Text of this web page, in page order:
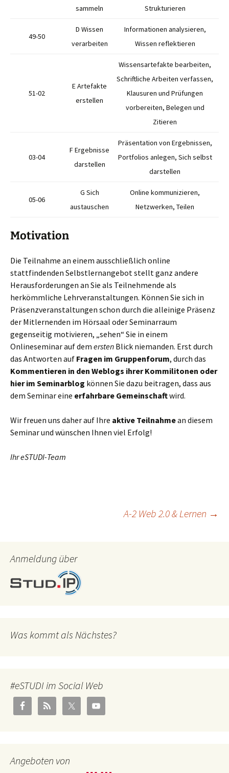
sammeln Strukturieren
49-50
D Wissen
verarbeiten
Informationen analysieren,
Wissen reflektieren
51-02
E Artefakte
erstellen
Wissensartefakte bearbeiten,
Schriftliche Arbeiten verfassen,
Klausuren und Prüfungen
vorbereiten, Belegen und
Zitieren
03-04
F Ergebnisse
darstellen
Präsentation von Ergebnissen,
Portfolios anlegen, Sich selbst
darstellen
05-06
G Sich
austauschen
Online kommunizieren,
Netzwerken, Teilen
Motivation
Die Teilnahme an einem ausschließlich online
stattfindenden Selbstlernangebot stellt ganz andere
Herausforderungen an Sie als Teilnehmende als
herkömmliche Lehrveranstaltungen. Können Sie sich in
Präsenzveranstaltungen schon durch die alleinige Präsenz
der Mitlernenden im Hörsaal oder Seminarraum
gegenseitig motivieren, „sehen“ Sie in einem
Onlineseminar auf dem ersten Blick niemanden. Erst durch
das Antworten auf Fragen im Gruppenforum, durch das
Kommentieren in den Weblogs ihrer Kommilitonen oder
hier im Seminarblog können Sie dazu beitragen, dass aus
dem Seminar eine erfahrbare Gemeinschaftwird.
Wir freuen uns daher auf Ihre aktive Teilnahmean diesem
Seminar und wünschen Ihnen viel Erfolg!
Ihr eSTUDI-Team
Beitragsnavigation
A-2 Web 2.0 & Lernen →
Anmeldung über
Was kommt als Nächstes?
#eSTUDI im Social Web
Angeboten von